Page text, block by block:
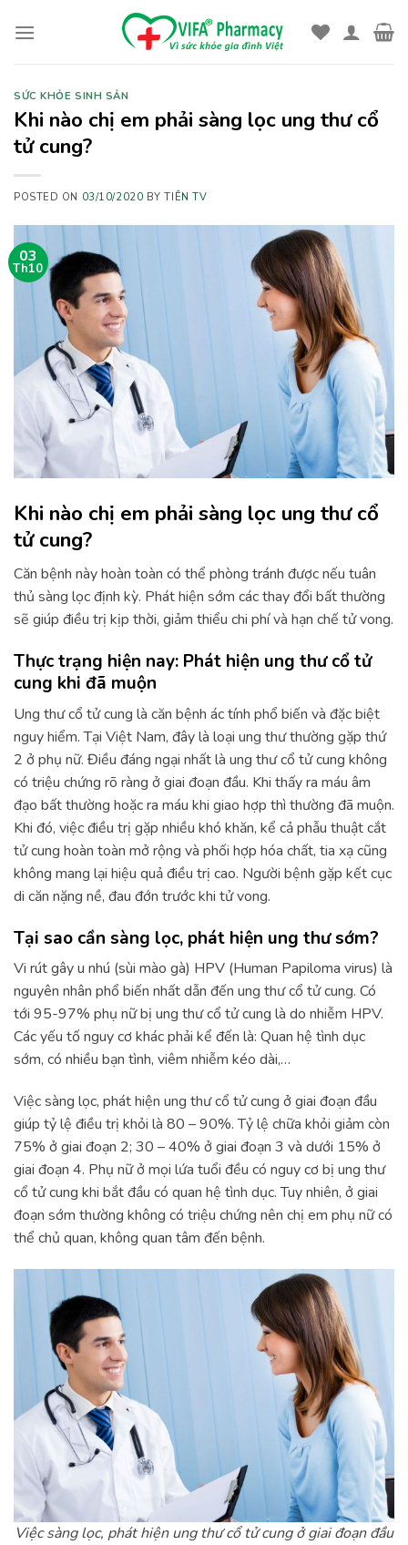
SỨC KHỎE SINH SẢN
Khi nào chị em phải sàng lọc ung thư cổ
tử cung?
POSTED ON 03/10/2020 BYTIÊN TV
03
Th10
Khi nào chị em phải sàng lọc ung thư cổ
tử cung?
Căn bệnh này hoàn toàn có thể phòng tránh được nếu tuân
thủ sàng lọc định kỳ. Phát hiện sớm các thay đổi bất thường
sẽ giúp điều trị kịp thời, giảm thiểu chi phí và hạn chế tử vong.
Thực trạng hiện nay: Phát hiện ung thư cổ tử
cung khi đã muộn
Ung thư cổ tử cung là căn bệnh ác tính phổ biến và đặc biệt
nguy hiểm. Tại Việt Nam, đây là loại ung thư thường gặp thứ
2 ở phụ nữ. Điều đáng ngại nhất là ung thư cổ tử cung không
có triệu chứng rõ ràng ở giai đoạn đầu. Khi thấy ra máu âm
đạo bất thường hoặc ra máu khi giao hợp thì thường đã muộn.
Khi đó, việc điều trị gặp nhiều khó khăn, kể cả phẫu thuật cắt
tử cung hoàn toàn mở rộng và phối hợp hóa chất, tia xạ cũng
không mang lại hiệu quả điều trị cao. Người bệnh gặp kết cục
di căn nặng nề, đau đớn trước khi tử vong.
Tại sao cần sàng lọc, phát hiện ung thư sớm?
Vi rút gây u nhú (sùi mào gà) HPV (Human Papiloma virus) là
nguyên nhân phổ biến nhất dẫn đến ung thư cổ tử cung. Có
tới 95-97% phụ nữ bị ung thư cổ tử cung là do nhiễm HPV.
Các yếu tố nguy cơ khác phải kể đến là: Quan hệ tình dục
sớm, có nhiều bạn tình, viêm nhiễm kéo dài,…
Việc sàng lọc, phát hiện ung thư cổ tử cung ở giai đoạn đầu
giúp tỷ lệ điều trị khỏi là 80 – 90%. Tỷ lệ chữa khỏi giảm còn
75% ở giai đoạn 2; 30 – 40% ở giai đoạn 3 và dưới 15% ở
giai đoạn 4. Phụ nữ ở mọi lứa tuổi đều có nguy cơ bị ung thư
cổ tử cung khi bắt đầu có quan hệ tình dục. Tuy nhiên, ở giai
đoạn sớm thường không có triệu chứng nên chị em phụ nữ có
thể chủ quan, không quan tâm đến bệnh.
Việc sàng lọc, phát hiện ung thư cổ tử cung ở giai đoạn đầu